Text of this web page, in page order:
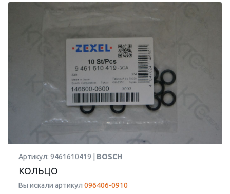
Артикул: 9461610419 | BOSCH
КОЛЬЦО
Вы искали артикул 096406-0910